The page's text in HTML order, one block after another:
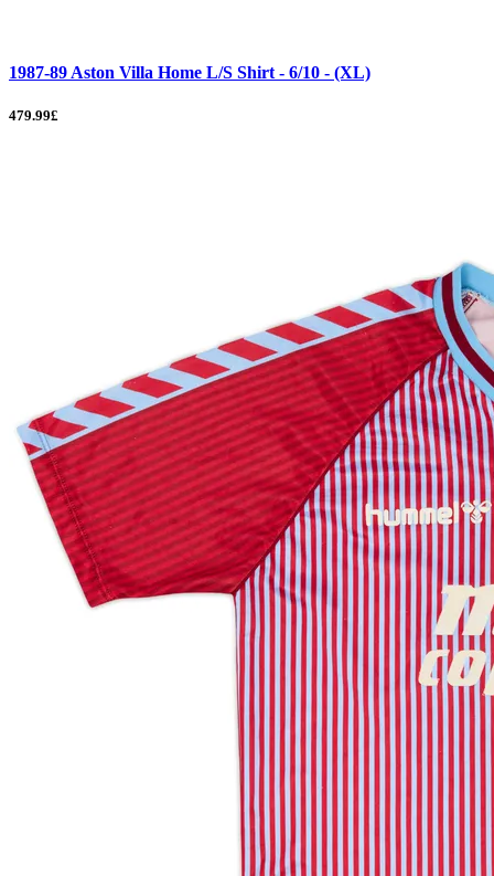
1987-89 Aston Villa Home L/S Shirt - 6/10 - (XL)
479.99£